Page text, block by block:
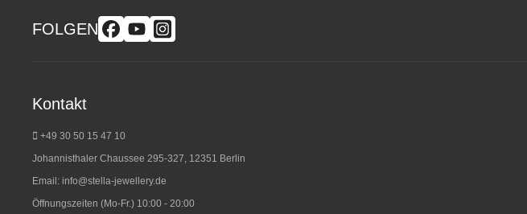
FOLGEN
Kontakt
+49 30 50 15 47 10
Johannisthaler Chaussee 295-327, 12351 Berlin
Email: info@stella-jewellery.de
Öffnungszeiten (Mo-Fr.) 10:00 - 20:00